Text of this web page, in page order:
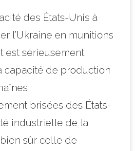
des États-Unis à
l’Ukraine en munitions
est sérieusement
capacité de production
brisées des États-
industrielle de la
sûr celle de